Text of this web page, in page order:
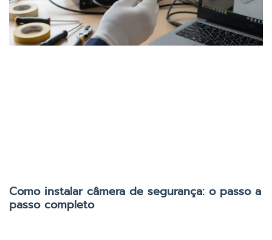
Como instalar câmera de segurança: o passo a
passo completo